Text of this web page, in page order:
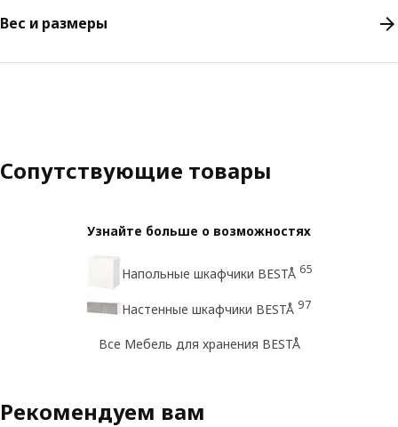
Вес и размеры
Сопутствующие товары
Узнайте больше о возможностях
Напольные шкафчики BESTÅ 65
Настенные шкафчики BESTÅ 97
Все Мебель для хранения BESTÅ
Рекомендуем вам